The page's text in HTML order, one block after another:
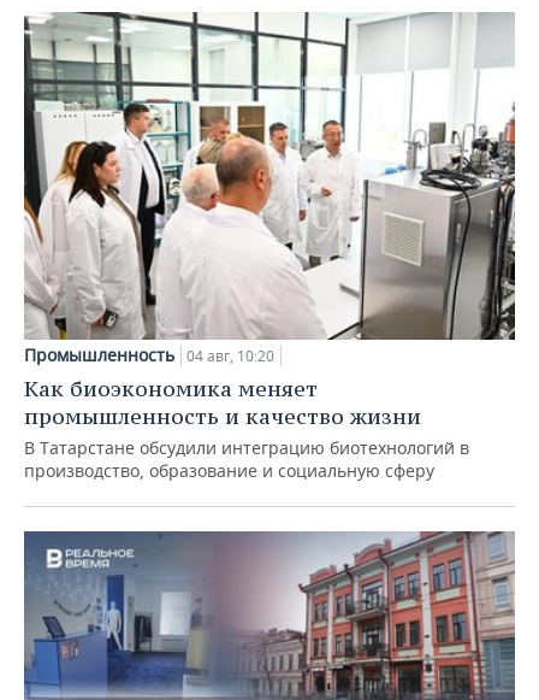
Промышленность 04 авг, 10:20
Как биоэкономика меняет
промышленность и качество жизни
В Татарстане обсудили интеграцию биотехнологий в
производство, образование и социальную сферу